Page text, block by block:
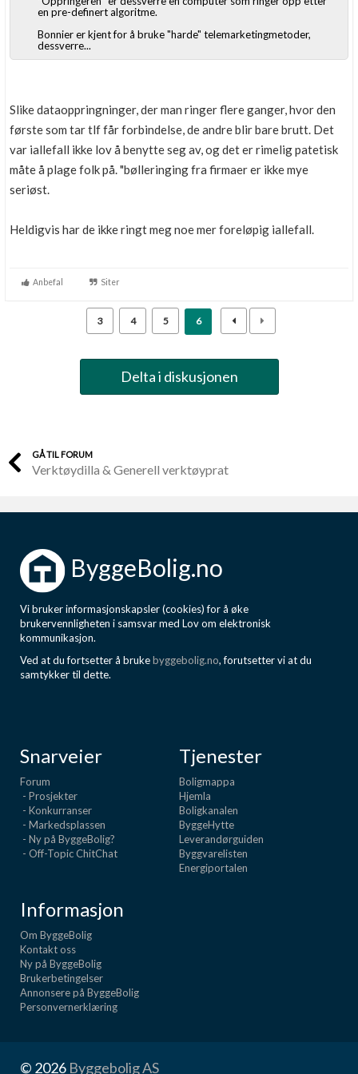
Boligmappa+
Få mer ut av Boligmappa
en pre-definert algoritme.
Bonnier er kjent for å bruke "harde" telemarketingmetoder,
dessverre...
Slike dataoppringninger, der man ringer flere ganger, hvor den
første som tar tlf får forbindelse, de andre blir bare brutt. Det
var iallefall ikke lov å benytte seg av, og det er rimelig patetisk
måte å plage folk på. "bølleringing fra firmaer er ikke mye
seriøst.
Heldigvis har de ikke ringt meg noe mer foreløpig iallefall.
Anbefal Siter
3 4 5 6
Delta i diskusjonen
GÅ TIL FORUM
Verktøydilla & Generell verktøyprat
ByggeBolig.no
Vi bruker informasjonskapsler (cookies) for å øke
brukervennligheten i samsvar med Lov om elektronisk
kommunikasjon.
Ved at du fortsetter å brukebyggebolig.no, forutsetter vi at du
samtykker til dette.
Snarveier
Forum
- Prosjekter
- Konkurranser
- Markedsplassen
- Ny på ByggeBolig?
- Off-Topic ChitChat
Tjenester
Boligmappa
Hjemla
Boligkanalen
ByggeHytte
Leverandørguiden
Byggvarelisten
Energiportalen
Informasjon
Om ByggeBolig
Kontakt oss
Ny på ByggeBolig
Brukerbetingelser
Annonsere på ByggeBolig
Personvernerklæring
© 2026 Byggebolig AS